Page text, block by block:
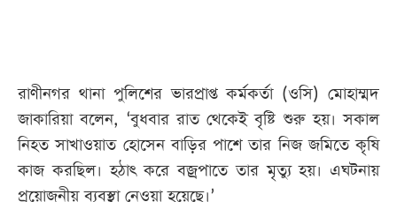
রাণীনগর থানা পুলিশের ভারপ্রাপ্ত কর্মকর্তা (ওসি) মোহাম্মদ
জাকারিয়া বলেন, ‘বুধবার রাত থেকেই বৃষ্টি শুরু হয়। সকাল
নিহত সাখাওয়াত হোসেন বাড়ির পাশে তার নিজ জমিতে কৃষি
কাজ করছিল। হঠাৎ করে বজ্রপাতে তার মৃত্যু হয়। এঘটনায়
প্রয়োজনীয় ব্যবস্থা নেওয়া হয়েছে।’